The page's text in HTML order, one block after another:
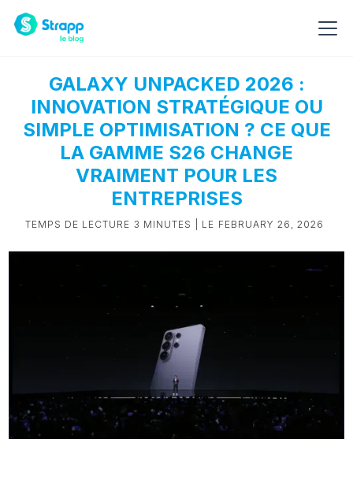
GALAXY UNPACKED 2026 :
INNOVATION STRATÉGIQUE OU
SIMPLE OPTIMISATION ? CE QUE
LA GAMME S26 CHANGE
VRAIMENT POUR LES
ENTREPRISES
TEMPS DE LECTURE 3 MINUTES | LE FEBRUARY 26, 2026